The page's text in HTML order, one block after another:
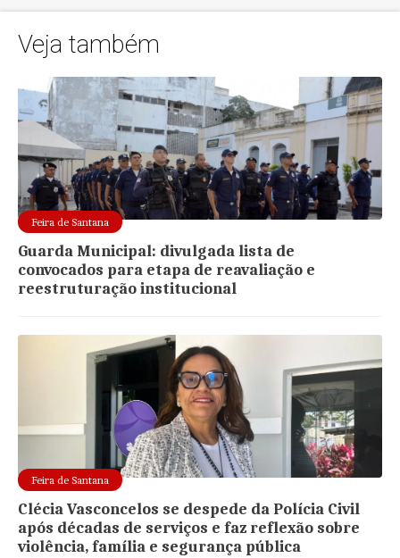
Veja também
Feira de Santana
Guarda Municipal: divulgada lista de
convocados para etapa de reavaliação e
reestruturação institucional
Feira de Santana
Clécia Vasconcelos se despede da Polícia Civil
após décadas de serviços e faz reflexão sobre
violência, família e segurança pública